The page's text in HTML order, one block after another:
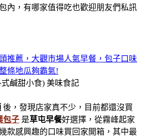
內，有哪家值得吃也歡迎朋友們私訊
推薦，大觀市場人氣早餐，包子口味
條地瓜夠霸氣!
鹹甜小食) 美味食記
後，發現店家真不少，目前都還沒買
包子 是草屯早餐好選擇，從霧峰起家
款感興趣的口味買回家開箱，其中最